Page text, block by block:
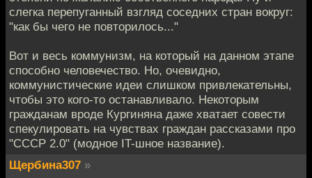
слегка перепуганный взгляд соседних стран вокруг:
"как бы чего не повторилось..."
Вот и весь коммунизм, на который на данном этапе
способно человечество. Но, очевидно,
коммунистические идеи слишком привлекательны,
чтобы это кого-то останавливало. Некоторым
гражданам вроде Кургиняна даже хватает совести
спекулировать на чувствах граждан рассказами про
"СССР 2.0" (модное IT-шное название).
Щербина307 »